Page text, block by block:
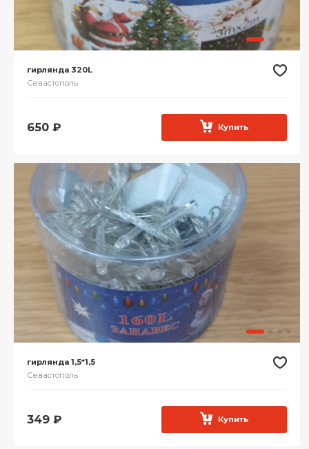
гирлянда 320L
Севастополь
650 ₽ Купить
гирлянда 1,5*1,5
Севастополь
349 ₽ Купить